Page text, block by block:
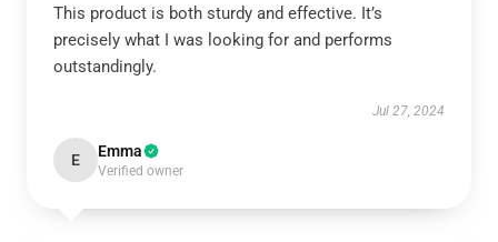
This product is both sturdy and effective. It’s
precisely what I was looking for and performs
outstandingly.
Jul 27, 2024
E Emma
Verified owner